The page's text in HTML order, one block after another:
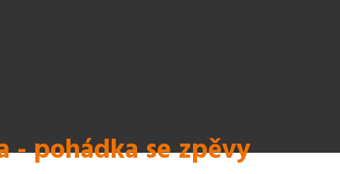
- pohádka se zpěvy